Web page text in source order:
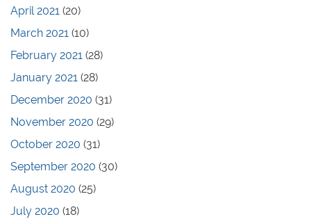
April 2021 (20)
March 2021 (10)
February 2021 (28)
January 2021 (28)
December 2020 (31)
November 2020 (29)
October 2020 (31)
September 2020 (30)
August 2020 (25)
July 2020 (18)